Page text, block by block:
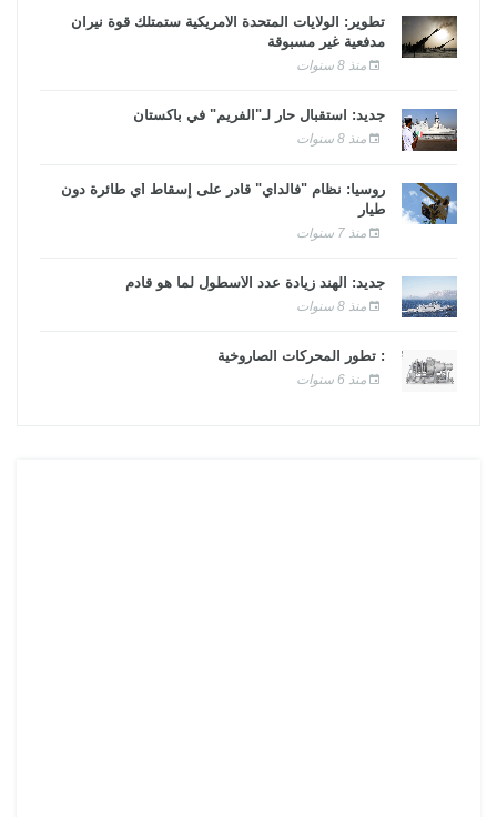
تطوير: الولايات المتحدة الأمريكية ستمتلك قوة نيران
مدفعية غير مسبوقة
منذ 8 سنوات
جديد: استقبال حار لـ"الفريم" في باكستان
منذ 8 سنوات
روسيا: نظام "فالداي" قادر على إسقاط أي طائرة دون
طيار
منذ 7 سنوات
جديد: الهند زيادة عدد الأسطول لما هو قادم
منذ 8 سنوات
: تطور المحركات الصاروخية
منذ 6 سنوات